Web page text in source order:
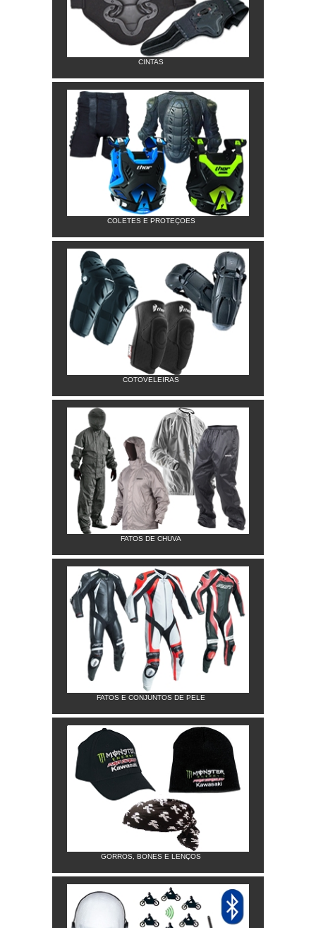
CINTAS
COLETES E PROTEÇOES
COTOVELEIRAS
FATOS DE CHUVA
FATOS E CONJUNTOS DE PELE
GORROS, BONES E LENÇOS